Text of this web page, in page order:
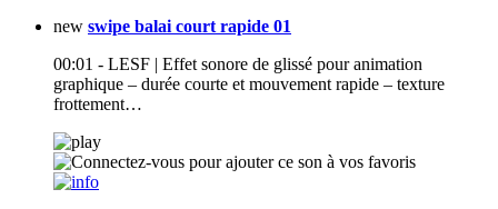
new swipe balai court rapide 01
00:01 - LESF | Effet sonore de glissé pour animation
graphique – durée courte et mouvement rapide – texture
frottement…